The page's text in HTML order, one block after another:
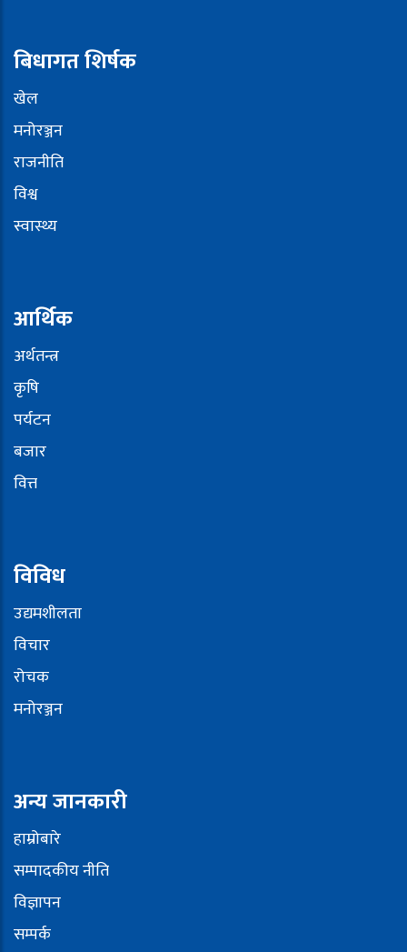
बिधागत शिर्षक
खेल
मनोरञ्जन
राजनीति
विश्व
स्वास्थ्य
आर्थिक
अर्थतन्त्र
कृषि
पर्यटन
बजार
वित्त
विविध
उद्यमशीलता
विचार
रोचक
मनोरञ्जन
अन्य जानकारी
हाम्रोबारे
सम्पादकीय नीति
विज्ञापन
सम्पर्क